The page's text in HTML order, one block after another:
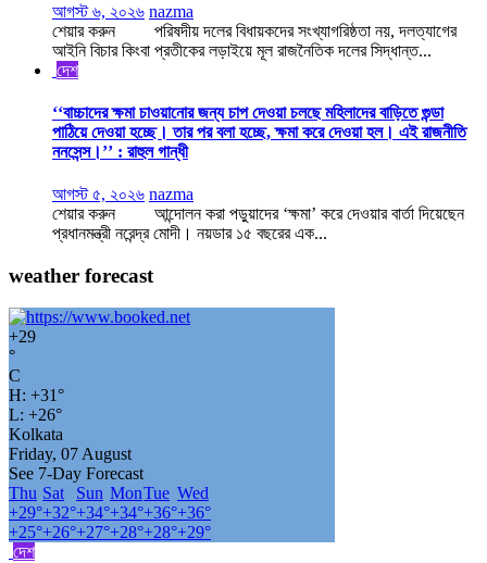
আগস্ট ৬, ২০২৬ nazma
শেয়ার করুন পরিষদীয় দলের বিধায়কদের সংখ্যাগরিষ্ঠতা নয়, দলত্যাগের
আইনি বিচার কিংবা প্রতীকের লড়াইয়ে মূল রাজনৈতিক দলের সিদ্ধান্ত...
দেশ
‘‘বাচ্চাদের ক্ষমা চাওয়ানোর জন্য চাপ দেওয়া চলছে মহিলাদের বাড়িতে গুন্ডা
পাঠিয়ে দেওয়া হচ্ছে। তার পর বলা হচ্ছে, ক্ষমা করে দেওয়া হল। এই রাজনীতি
ননসেন্স।’’ : রাহুল গান্ধী
আগস্ট ৫, ২০২৬ nazma
শেয়ার করুন আন্দোলন করা পড়ুয়াদের ‘ক্ষমা’ করে দেওয়ার বার্তা দিয়েছেন
প্রধানমন্ত্রী নরেন্দ্র মোদী। নয়ডার ১৫ বছরের এক...
weather forecast
+29
°
C
H: +31°
L: +26°
Kolkata
Friday, 07 August
See 7-Day Forecast
Thu Sat Sun MonTue Wed
+29°+32°+34°+34°+36°+36°
+25°+26°+27°+28°+28°+29°
দেশ